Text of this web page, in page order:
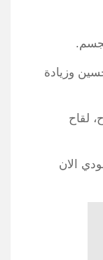
وزيادة
لقاح
575 ريال سعودي الان